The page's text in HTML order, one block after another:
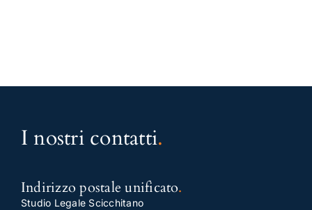
I nostri contatti.
Indirizzo postale unificato.
Studio Legale Scicchitano